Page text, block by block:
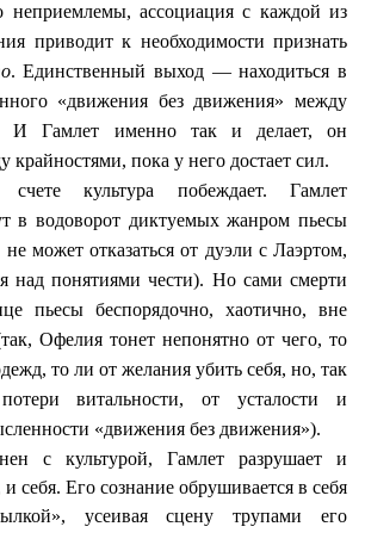
неприемлемы, ассоциация с каждой из
приводит к необходимости признать
. Единственный выход — находиться в
«движения без движения» между
И Гамлет именно так и делает, он
крайностями, пока у него достает сил.
культура побеждает. Гамлет
в водоворот диктуемых жанром пьесы
может отказаться от дуэли с Лаэртом,
над понятиями чести). Но сами смерти
пьесы беспорядочно, хаотично, вне
Офелия тонет непонятно от чего, то
то ли от желания убить себя, но, так
витальности, от усталости и
«движения без движения»).
с культурой, Гамлет разрушает и
себя. Его сознание обрушивается в себя
усеивая сцену трупами его